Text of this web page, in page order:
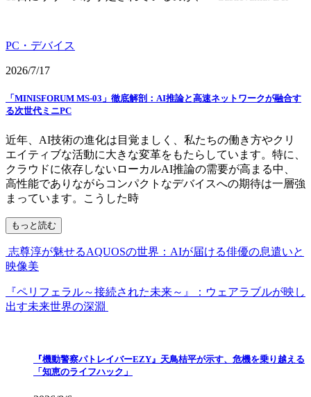
PC・デバイス
2026/7/17
「MINISFORUM MS-03」徹底解剖：AI推論と高速ネットワークが融合す
る次世代ミニPC
近年、AI技術の進化は目覚ましく、私たちの働き方やクリ
エイティブな活動に大きな変革をもたらしています。特に、
クラウドに依存しないローカルAI推論の需要が高まる中、
高性能でありながらコンパクトなデバイスへの期待は一層強
まっています。こうした時
もっと読む
志尊淳が魅せるAQUOSの世界：AIが届ける俳優の息遣いと
映像美
『ペリフェラル～接続された未来～』：ウェアラブルが映し
出す未来世界の深淵
『機動警察パトレイバーEZY』天鳥桔平が示す、危機を乗り越える
「知恵のライフハック」